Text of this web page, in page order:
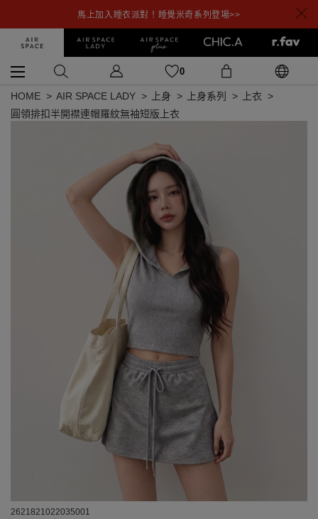
馬上加入睡衣派對！睡覺米奇系列登場>>
0
HOME AIR SPACE LADY 上身 上身系列
上衣
圓領排扣半開襟連帽羅紋無袖短版上衣
2621821022035001